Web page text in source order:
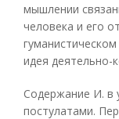
мышлении
человека и его
идея деятельно-
Содержание И. в
постулатами.